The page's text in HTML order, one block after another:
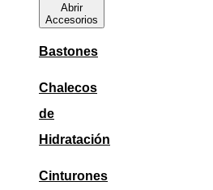
Abrir
Accesorios
Bastones
Chalecos
de
Hidratación
Cinturones